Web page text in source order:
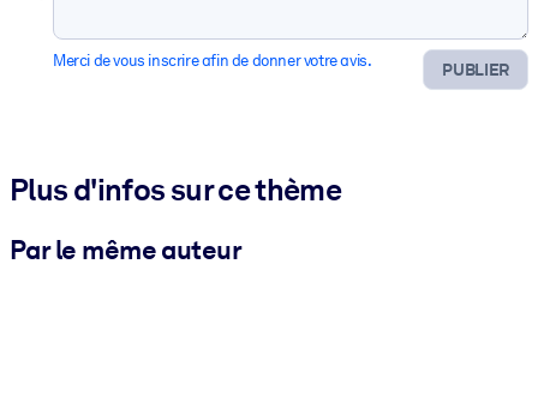
PUBLIER
Merci de vous inscrire afin de donner votre avis.
Plus d'infos sur ce thème
Par le même auteur